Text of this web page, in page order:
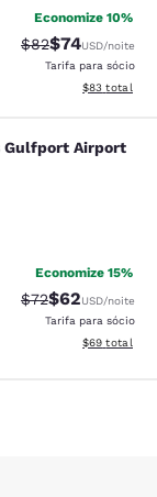
Economize 10%
Tarifa anterior
$82Tarifa com
$74USD/noite
Tarifa para sócio
Exibir
$83 total
Gulfport
Gulfport Airport
444 avaliações
Economize 15%
Tarifa anterior
$72Tarifa com
$62USD/noite
Tarifa para sócio
Exibir
$69 total